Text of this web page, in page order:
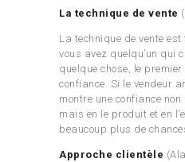
La technique de vente
La technique de vente
vous avez quelqu’un qui
quelque chose, le
confiance. Si le vendeur
montre une confiance
mais en le produit et en
beaucoup plus de
Approche clientèle